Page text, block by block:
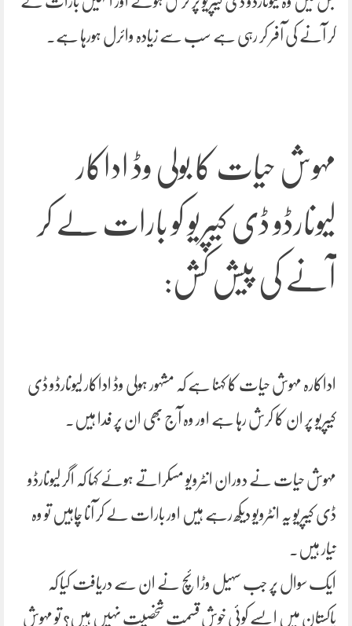
کر آنے کی آفر کر رہی ہے سب سے زیادہ وائرل ہورہا ہے۔
مہوش حیات کا بولی وڈ اداکار
لیونارڈو ڈی کیپریو کو بارات لے کر
آنے کی پیش کش:
اداکارہ مہوش حیات کا کہنا ہے کہ مشہور ہولی وڈ اداکار لیونارڈو ڈی
کیپریو پر ان کا کرش رہا ہے اور وہ آج بھی ان پر فدا ہیں۔
مہوش حیات نے دوران انٹرویو مسکراتے ہوئے کہا کہ اگر لیونارڈو
ڈی کیپریو یہ انٹرویو دیکھ رہے ہیں اور بارات لے کر آنا چاہیں تو وہ
تیار ہیں۔
ایک سوال پر جب سہیل وڑائچ نے ان سے دریافت کیا کہ
پاکستان میں ایسے کوئی خوش قسمت شخصیت نہیں ہیں؟ تو مہوش